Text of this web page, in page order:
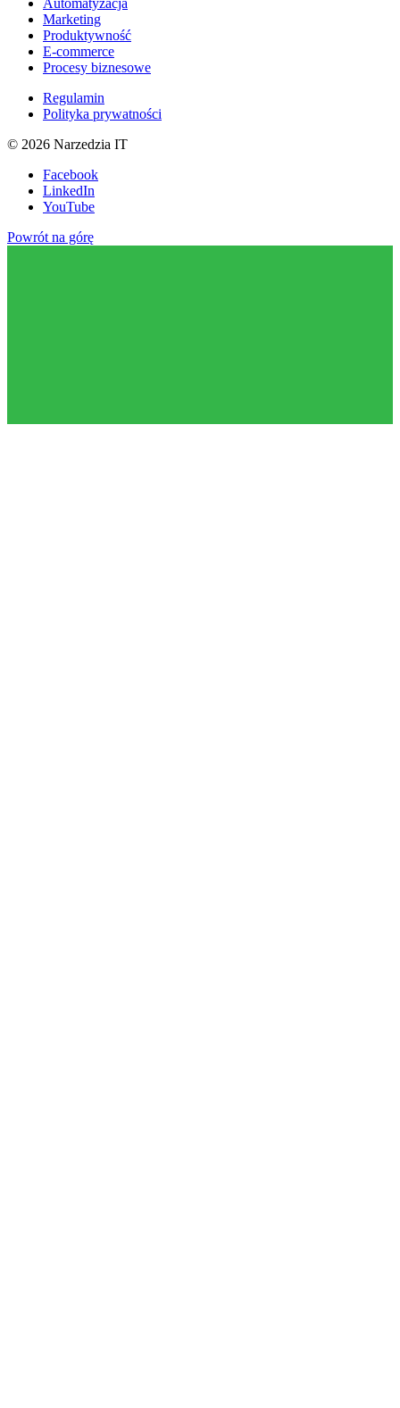
Automatyzacja
Marketing
Produktywność
E-commerce
Procesy biznesowe
Regulamin
Polityka prywatności
© 2026 Narzedzia IT
Facebook
LinkedIn
YouTube
Powrót na górę